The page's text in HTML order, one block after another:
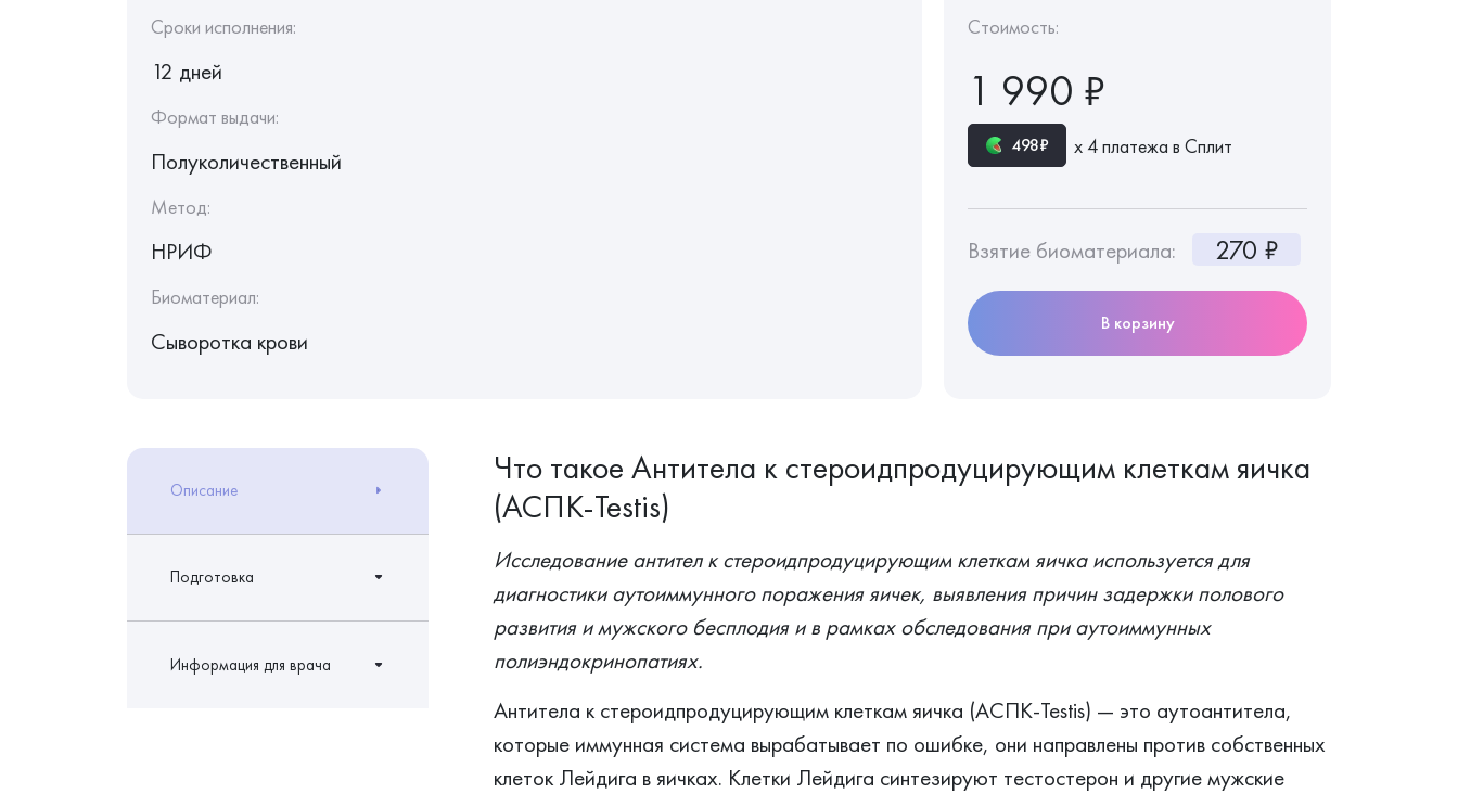
Сроки исполнения:
12 дней
Формат выдачи:
Полуколичественный
Метод:
НРИФ
Биоматериал:
Сыворотка крови
Стоимость:
1 990 ₽
498₽ х 4 платежа в Сплит
Взятие биоматериала: 270 ₽
В корзину
Описание
Подготовка
Информация для врача
Что такое Антитела к стероидпродуцирующим клеткам яичка
(АСПК-Testis)
Исследование антител к стероидпродуцирующим клеткам яичка используется для
диагностики аутоиммунного поражения яичек, выявления причин задержки полового
развития и мужского бесплодия и в рамках обследования при аутоиммунных
полиэндокринопатиях.
Антитела к стероидпродуцирующим клеткам яичка (АСПК-Testis) — это аутоантитела,
которые иммунная система вырабатывает по ошибке, они направлены против собственных
клеток Лейдига в яичках. Клетки Лейдига синтезируют тестостерон и другие мужские